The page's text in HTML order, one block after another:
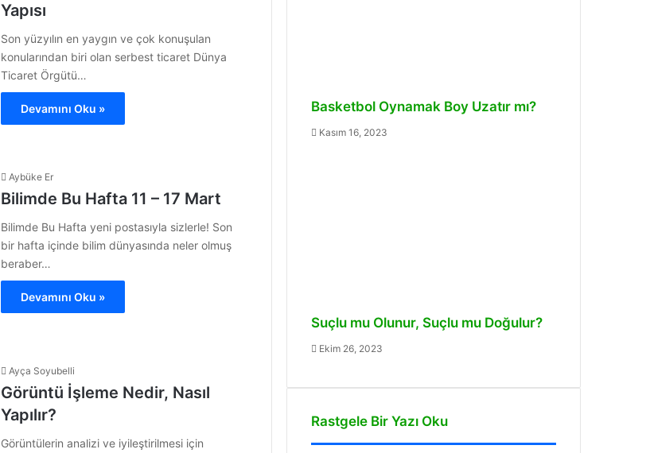
Yapısı
Son yüzyılın en yaygın ve çok konuşulan
konularından biri olan serbest ticaret Dünya
Ticaret Örgütü…
Devamını Oku »
Aybüke Er
Bilimde Bu Hafta 11 – 17 Mart
Bilimde Bu Hafta yeni postasıyla sizlerle! Son
bir hafta içinde bilim dünyasında neler olmuş
beraber…
Devamını Oku »
Ayça Soyubelli
Görüntü İşleme Nedir, Nasıl
Yapılır?
Görüntülerin analizi ve iyileştirilmesi için
Basketbol Oynamak Boy Uzatır mı?
Kasım 16, 2023
Suçlu mu Olunur, Suçlu mu Doğulur?
Ekim 26, 2023
Rastgele Bir Yazı Oku